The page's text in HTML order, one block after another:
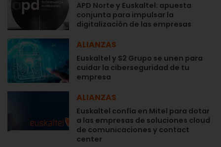
APD Norte y Euskaltel: apuesta
conjunta para impulsar la
digitalización de las empresas
ALIANZAS
Euskaltel y S2 Grupo se unen para
cuidar la ciberseguridad de tu
empresa
ALIANZAS
Euskaltel confía en Mitel para dotar
a las empresas de soluciones cloud
de comunicaciones y contact
center